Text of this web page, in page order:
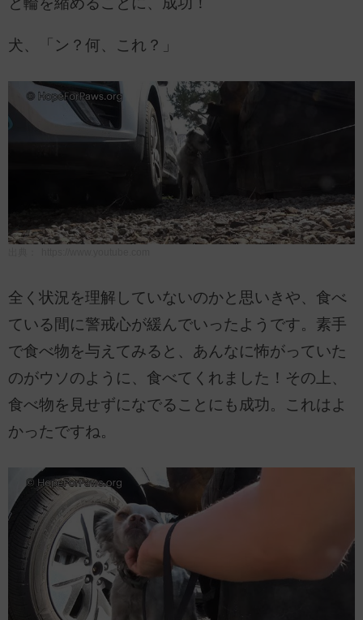
犬、「ン？何、これ？」
全く状況を理解していないのかと思いきや、食べ
ている間に警戒心が緩んでいったようです。素手
で食べ物を与えてみると、あんなに怖がっていた
のがウソのように、食べてくれました！その上、
食べ物を見せずになでることにも成功。これはよ
かったですね。